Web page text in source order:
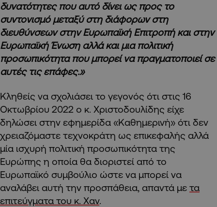
δυνατότητες που αυτό δίνει ως προς το
συντονισμό μεταξύ στη διάφορων στη
διευθύνσεων στην Ευρωπαϊκή Επιτροπή και στην
Ευρωπαϊκή Ένωση αλλά και μια πολιτική
προσωπικότητα που μπορεί να πραγματοποιεί σε
αυτές τις επάφες.»
Κληθείς να σχολιάσει το γεγονός ότι στις 16
Οκτωβρίου 2022 ο κ. Χριστοδουλίδης είχε
δηλώσει στην εφημερίδα «Καθημερινή» ότι δεν
χρειαζόμαστε τεχνοκράτη ως επικεφαλής αλλά
μία ισχυρή πολιτική προσωπικότητα της
Ευρώπης η οποία θα διοριστεί από το
Ευρωπαϊκό συμβούλιο ώστε να μπορεί να
αναλάβει αυτή την προσπάθεια, απαντά με τα
επιτεύγματα του κ. Χαν.